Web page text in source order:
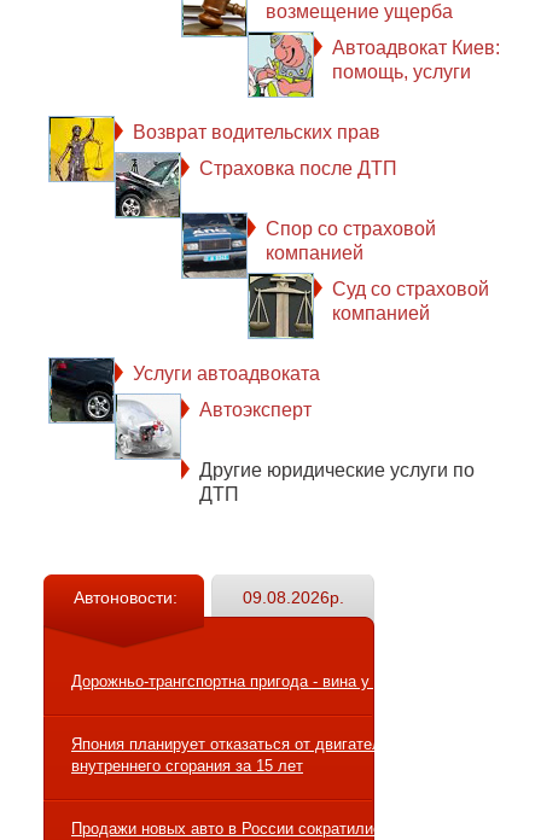
возмещение ущерба
Автоадвокат Киев:
помощь, услуги
Возврат водительских прав
Страховка после ДТП
Спор со страховой
компанией
Суд со страховой
компанией
Услуги автоадвоката
Автоэксперт
Другие юридические услуги по
ДТП
Автоновости: 09.08.2026р.
Дорожньо-трангспортна пригода - вина у ДТП
Япония планирует отказаться от двигателей
внутреннего сгорания за 15 лет
Продажи новых авто в России сократились на 10